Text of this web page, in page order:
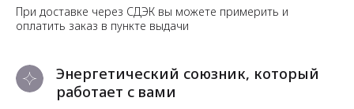
При доставке через СДЭК вы можете примерить и
оплатить заказ в пункте выдачи
Энергетический союзник, который
работает с вами